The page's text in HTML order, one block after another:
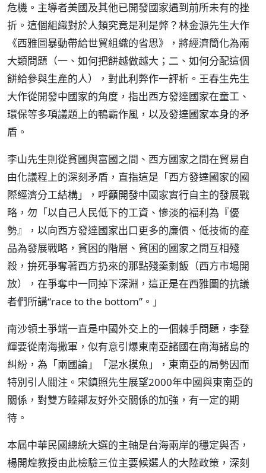
危機。主導者美國及其他已開發國家遇到前所未有的挫
折。這個組織對於人類究竟是利是弊？林金源先生大作
《西雅圖暴動帶給世貿組織的省思》，將經濟簡化為兩
大類問題（一、如何把餅越做越大；二、如何分配這個
餅給參與生產的人），對此利弊作一評析。王春生先生
大作從開發中國家的角度，指出西方發達國家在童工、
環保等多項議題上的鴨霸作風，以及發達國家本身的矛
盾。
李山先生則從貧國與富國之間、西方國家之間在貿易自
由化議程上的深刻矛盾，直指這是「西方發達國家的國
際經濟分工結構」，呼籲開發中國家實行自主的發展戰
略，勿「以自己人民低下的工資、慘淡的福利為『優
勢』，以向西方發達國家出口更多的廉價、低技術的產
品為發展戰略，貧困的階層、貧困的國家之問互相殘
殺，拚死爭奪著西方扔來的那點殘羹剩飯（西方市場開
放），在爭奪中一同掉下深淵，這正是在西雅圖的抗議
者們所講“race to the bottom”。」
南沙領土爭端一直是中國外交上的一個棘手問題，李登
輝要從南海撒軍，似有意引爆東南亞諸國在南海諸島的
糾紛，為「兩國論」「混水摸魚」，東南亞的局勢因而
特別引人關注。宋鎮照先生展望2000年中國與東南亞的
關係，對雙方睦鄰友好外交關係的加強，有一定的期
待。
本屆中華民國總統大選的主軸是台海兩岸的穩定與否，
楊開煌教授由此檢驗三位主要候選人的大陸政策，深刻